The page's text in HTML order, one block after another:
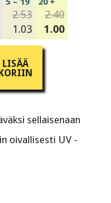
sellaisenaan
oivallisesti UV -
2.53
1.03
2.40
1.00
LISÄÄ